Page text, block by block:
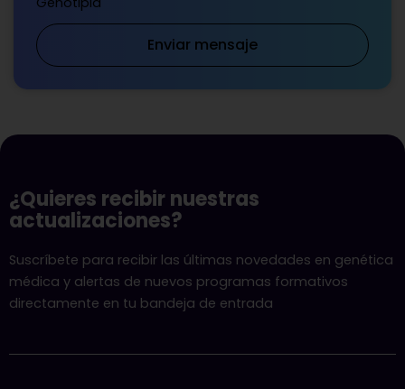
¿Quieres recibir nuestras
actualizaciones?
Suscríbete para recibir las últimas novedades en genética
médica y alertas de nuevos programas formativos
directamente en tu bandeja de entrada